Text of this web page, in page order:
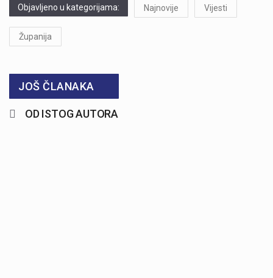
Objavljeno u kategorijama: Najnovije Vijesti
Županija
JOŠ ČLANAKA
OD ISTOG AUTORA